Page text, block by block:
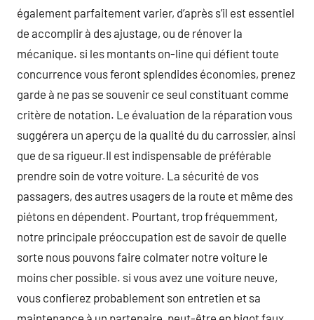
également parfaitement varier, d’après s’il est essentiel
de accomplir à des ajustage, ou de rénover la
mécanique. si les montants on-line qui défient toute
concurrence vous feront splendides économies, prenez
garde à ne pas se souvenir ce seul constituant comme
critère de notation. Le évaluation de la réparation vous
suggérera un aperçu de la qualité du du carrossier, ainsi
que de sa rigueur.Il est indispensable de préférable
prendre soin de votre voiture. La sécurité de vos
passagers, des autres usagers de la route et même des
piétons en dépendent. Pourtant, trop fréquemment,
notre principale préoccupation est de savoir de quelle
sorte nous pouvons faire colmater notre voiture le
moins cher possible. si vous avez une voiture neuve,
vous confierez probablement son entretien et sa